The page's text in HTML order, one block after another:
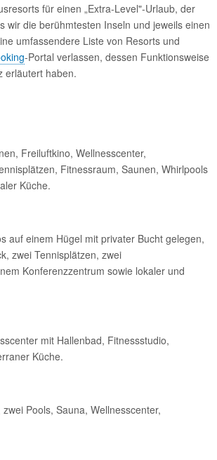
für einen „Extra-Level"-Urlaub, der
wir die berühmtesten Inseln und jeweils einen
umfassendere Liste von Resorts und
-Portal verlassen, dessen Funktionsweise
erläutert haben.
Freiluftkino, Wellnesscenter,
Fitnessraum, Saunen, Whirlpools
Küche.
auf einem Hügel mit privater Bucht gelegen,
zwei Tennisplätzen, zwei
Konferenzzentrum sowie lokaler und
mit Hallenbad, Fitnessstudio,
Küche.
Pools, Sauna, Wellnesscenter,